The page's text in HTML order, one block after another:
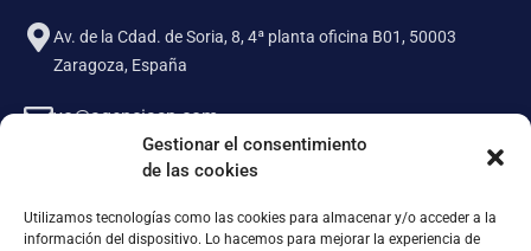
Gestionar el consentimiento
de las cookies
Utilizamos tecnologías como las cookies para almacenar y/o acceder a la
información del dispositivo. Lo hacemos para mejorar la experiencia de
Av. de la Cdad. de Soria, 8, 4ª planta oficina B01, 50003
Zaragoza, España
yo@agenciasp.com
Lunes a Viernes